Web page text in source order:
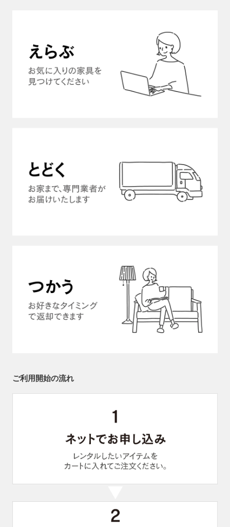
ご利用開始の流れ